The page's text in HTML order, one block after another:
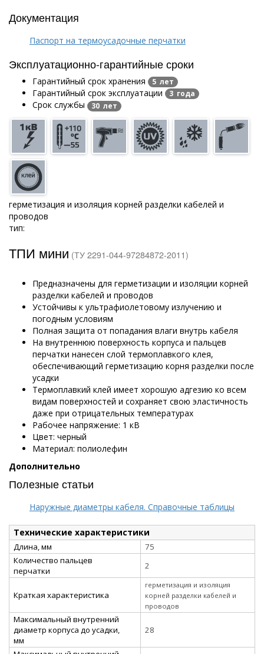
Документация
Паспорт на термоусадочные перчатки
Эксплуатационно-гарантийные сроки
Гарантийный срок хранения 5 лет
Гарантийный срок эксплуатации 3 года
Срок службы 30 лет
герметизация и изоляция корней разделки кабелей и
проводов
тип:
ТПИ мини (ТУ 2291-044-97284872-2011)
Предназначены для герметизации и изоляции корней
разделки кабелей и проводов
Устойчивы к ультрафиолетовому излучению и
погодным условиям
Полная защита от попадания влаги внутрь кабеля
На внутреннюю поверхность корпуса и пальцев
перчатки нанесен слой термоплавкого клея,
обеспечивающий герметизацию корня разделки после
усадки
Термоплавкий клей имеет хорошую адгезию ко всем
видам поверхностей и сохраняет свою эластичность
даже при отрицательных температурах
Рабочее напряжение: 1 кВ
Цвет: черный
Материал: полиолефин
Дополнительно
Полезные статьи
Наружные диаметры кабеля. Справочные таблицы
Технические характеристики
Длина, мм
75
Количество пальцев
перчатки
2
Краткая характеристика
герметизация и изоляция
корней разделки кабелей и
проводов
Максимальный внутренний
диаметр корпуса до усадки,
мм
28